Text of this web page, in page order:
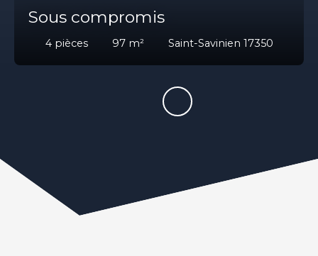
Sous compromis
4 pièces 97 m² Saint-Savinien 17350